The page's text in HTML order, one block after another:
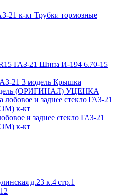
Трубки тормозные
Шина И-194 6.70-15
Крышка
(ОРИГИНАЛ) УЦЕНКА
и заднее стекло ГАЗ-21
к-кт
д.23 к.4 стр.1